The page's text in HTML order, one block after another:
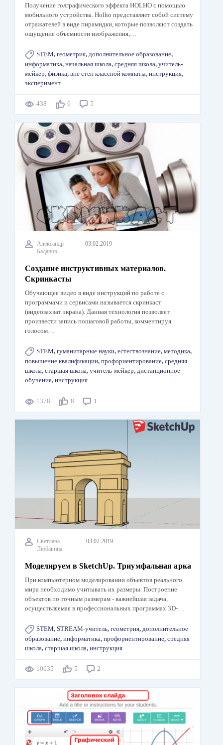
Получение голграфического эффекта HOLHO с помощью
мобильного устройства. Holho представляет собой систему
отражателей в виде пирамидки, которые позволяют создать
ощущение объемности изображения,…
STEM, геометрия, дополнительное образование,
информатика, начальная школа, средняя школа, учитель-
мейкер, физика, вне стен классной комнаты, инструкция,
эксперимент
438 6 5
Александр
Баданов
03.02.2019
Создание инструктивных материалов.
Скринкасты
Обучающее видео в виде инструкций по работе с
программами и сервисами называется скринкаст
(видеозахват экрана). Данная технология позволяет
произвести запись пошаговой работы, комментируя
голосом…
STEM, гуманитарные науки, естествознание, методика,
повышение квалификации, профориентирование, средняя
школа, старшая школа, учитель-мейкер, дистанционное
обучение, инструкция
1378 8 1
Светлана
Любавина
03.02.2019
Моделируем в SketchUp. Триумфальная арка
При компьютерном моделировании объектов реального
мира необходимо учитывать их размеры. Построение
объектов по точным размерам - важнейшая задача,
осуществляемая в профессиональных программах 3D-…
STEM, STREAM-учитель, геометрия, дополнительное
образование, информатика, профориентирование, средняя
школа, старшая школа, инструкция
10635 5 2